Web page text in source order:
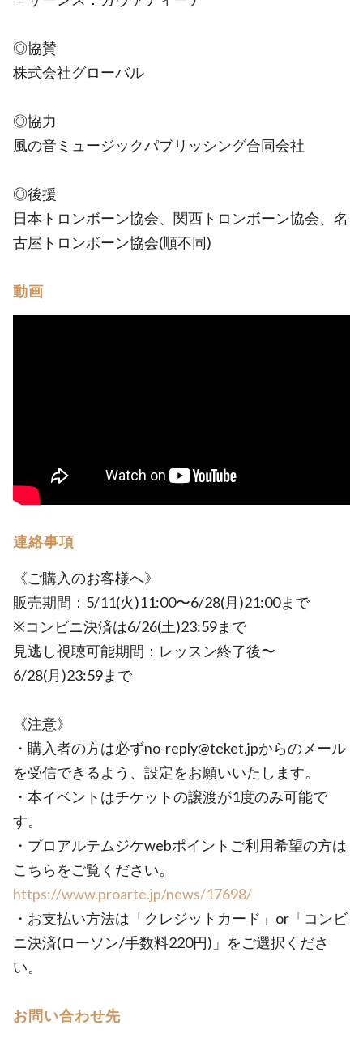
◎協賛
株式会社グローバル
◎協力
風の音ミュージックパブリッシング合同会社
◎後援
日本トロンボーン協会、関西トロンボーン協会、名
古屋トロンボーン協会(順不同)
動画
連絡事項
《ご購入のお客様へ》
販売期間：5/11(火)11:00〜6/28(月)21:00まで
※コンビニ決済は6/26(土)23:59まで
見逃し視聴可能期間：レッスン終了後〜
6/28(月)23:59まで
《注意》
・購入者の方は必ずno-reply@teket.jpからのメール
を受信できるよう、設定をお願いいたします。
・本イベントはチケットの譲渡が1度のみ可能で
す。
・プロアルテムジケwebポイントご利用希望の方は
こちらをご覧ください。
https://www.proarte.jp/news/17698/
・お支払い方法は「クレジットカード」or「コンビ
ニ決済(ローソン/手数料220円)」をご選択くださ
い。
お問い合わせ先